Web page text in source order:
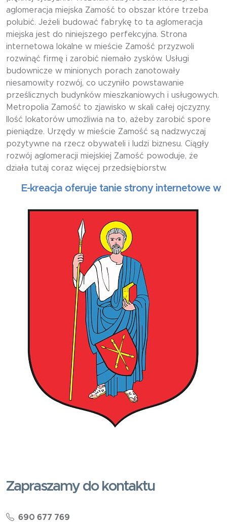
aglomeracja miejska Zamość to obszar które trzeba
polubić. Jeżeli budować fabrykę to ta aglomeracja
miejska jest do niniejszego perfekcyjna. Strona
internetowa lokalne w mieście Zamość przyzwoli
rozwinąć firmę i zarobić niemało zysków. Usługi
budownicze w minionych porach zanotowały
niesamowity rozwój, co uczyniło powstawanie
prześlicznych budynków mieszkaniowych i usługowych.
Metropolia Zamość to zjawisko w skali całej ojczyzny.
Ilość lokatorów umożliwia na to, ażeby zarobić spore
pieniądze. Urzędy w mieście Zamość są nadzwyczaj
pozytywne na rzecz obywateli i ludzi biznesu. Ciągły
rozwój aglomeracji miejskiej Zamość powoduje, że
działa tutaj coraz więcej przedsiębiorstw.
kreacja oferuje tanie strony internetowe
Zapraszamy do kontaktu
690 677 769